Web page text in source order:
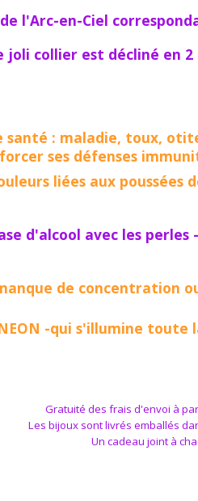
l'Arc-en-Ciel
collier est décliné en 2
santé : maladie, toux,
ses défenses
liées aux poussées
d'alcool avec les
de concentration
-qui s'illumine
Gratuité des frais d'envoi à
Les bijoux sont livrés emballés
Un cadeau joint à